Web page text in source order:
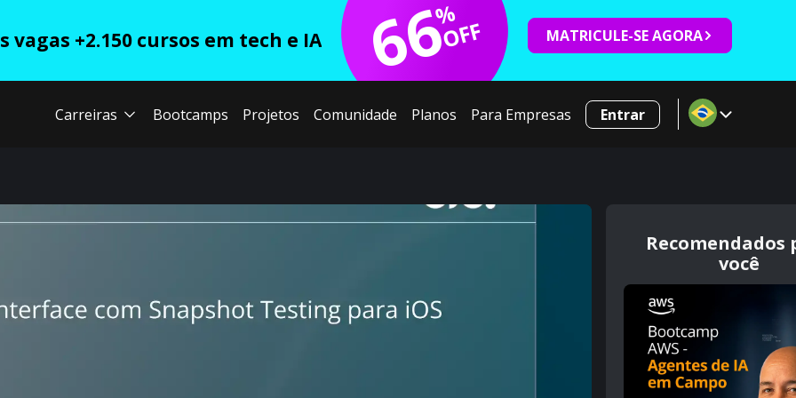
vagas +2.150 cursos em tech e IA 66
%
OFF MATRICULE-SE AGORA
Carreiras Bootcamps Projetos Comunidade Planos Para Empresas Entrar
Recomendados
você